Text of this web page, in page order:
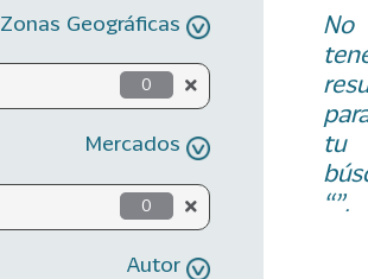
Zonas Geográficas
0
Mercados
0
Autor
No
tu
“”.